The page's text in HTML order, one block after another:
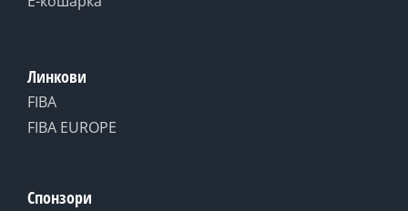
Линкови
FIBA
FIBA EUROPE
Спонзори